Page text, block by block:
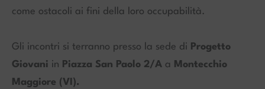
come ostacoli ai fini della loro occupabilità.
Gli incontri si terranno presso la sede di Progetto
Giovani in Piazza San Paolo 2/A a
Montecchio
Maggiore (VI).